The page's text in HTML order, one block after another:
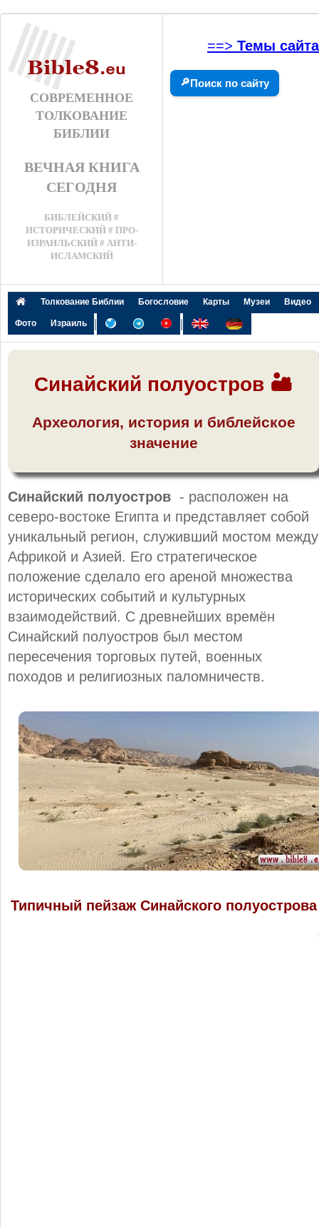
СОВРЕМЕННОЕ
ТОЛКОВАНИЕ
БИБЛИИ
ВЕЧНАЯ КНИГА
СЕГОДНЯ
БИБЛЕЙСКИЙ #
ИСТОРИЧЕСКИЙ # ПРО-
ИЗРАИЛЬСКИЙ # АНТИ-
ИСЛАМСКИЙ
==> Темы сайта
🔎Поиск по сайту
Толкование Библии Богословие Карты Музеи Видео
Фото Израиль | |
Синайский полуостров 🏜
Археология, история и библейское
значение
Синайский полуостров - расположен на
северо-востоке Египта и представляет собой
уникальный регион, служивший мостом между
Африкой и Азией. Его стратегическое
положение сделало его ареной множества
исторических событий и культурных
взаимодействий. С древнейших времён
Синайский полуостров был местом
пересечения торговых путей, военных
походов и религиозных паломничеств.
Типичный пейзаж Синайского полуострова